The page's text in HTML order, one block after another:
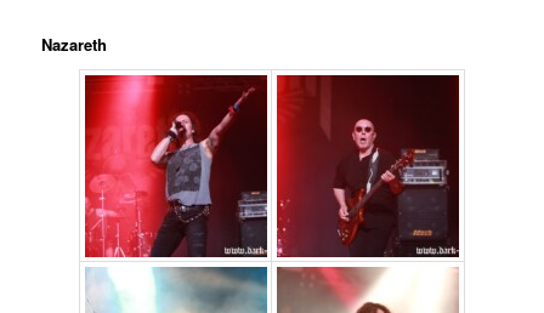
Nazareth